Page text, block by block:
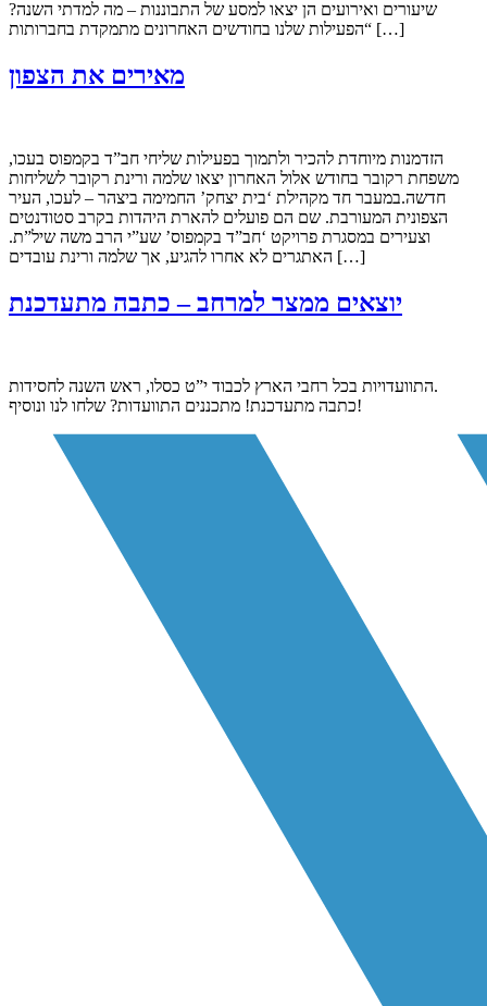
שיעורים ואירועים הן יצאו למסע של התבוננות – מה למדתי השנה?
“הפעילות שלנו בחודשים האחרונים מתמקדת בחברותות […]
מאירים את הצפון
הזדמנות מיוחדת להכיר ולתמוך בפעילות שליחי חב”ד בקמפוס בעכו,
משפחת רקובר בחודש אלול האחרון יצאו שלמה ורינת רקובר לשליחות
חדשה.במעבר חד מקהילת ‘בית יצחק’ החמימה ביצהר – לעכו, העיר
הצפונית המעורבת. שם הם פועלים להארת היהדות בקרב סטודנטים
וצעירים במסגרת פרויקט ‘חב”ד בקמפוס’ שע”י הרב משה שיל”ת.
האתגרים לא אחרו להגיע, אך שלמה ורינת עובדים […]
יוצאים ממצר למרחב – כתבה מתעדכנת
התוועדויות בכל רחבי הארץ לכבוד י”ט כסלו, ראש השנה לחסידות.
כתבה מתעדכנת! מתכננים התוועדות? שלחו לנו ונוסיף!